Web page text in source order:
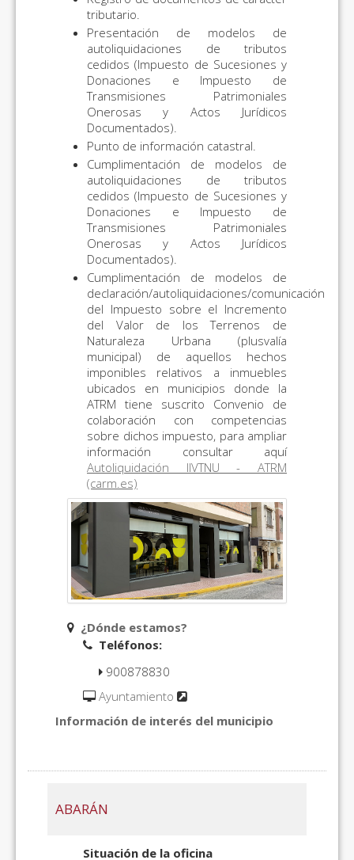
tributario.
Presentación de modelos de
autoliquidaciones de tributos
cedidos (Impuesto de Sucesiones y
Donaciones e Impuesto de
Transmisiones Patrimoniales
Onerosas y Actos Jurídicos
Documentados).
Punto de información catastral.
Cumplimentación de modelos de
autoliquidaciones de tributos
cedidos (Impuesto de Sucesiones y
Donaciones e Impuesto de
Transmisiones Patrimoniales
Onerosas y Actos Jurídicos
Documentados).
Cumplimentación de modelos de
declaración/autoliquidaciones/comunicación
del Impuesto sobre el Incremento
del Valor de los Terrenos de
Naturaleza Urbana (plusvalía
municipal) de aquellos hechos
imponibles relativos a inmuebles
ubicados en municipios donde la
ATRM tiene suscrito Convenio de
colaboración con competencias
sobre dichos impuesto, para ampliar
información consultar aquí
Autoliquidación IIVTNU - ATRM
(carm.es)
¿Dónde estamos?
Teléfonos:
900878830
Ayuntamiento
Información de interés del municipio
ABARÁN
Situación de la oficina